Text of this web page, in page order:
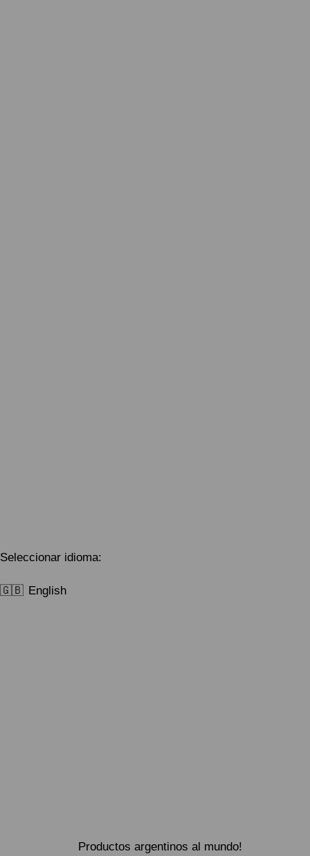
Seleccionar idioma:
🇬🇧 English
Productos argentinos al mundo!